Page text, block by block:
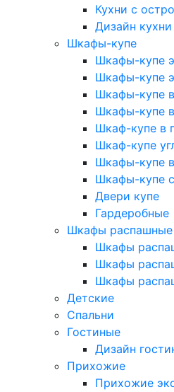
Кухни с
Дизайн кухни
Шкафы-купе
Шкафы-купе
Шкафы-купе
Шкафы-купе
Шкафы-купе
Шкаф-купе в
Шкаф-купе
Шкафы-купе
Шкафы-купе
Двери купе
Гардеробные
Шкафы распашные
Шкафы
Шкафы
Шкафы
Детские
Спальни
Гостиные
Дизайн
Прихожие
Прихожие